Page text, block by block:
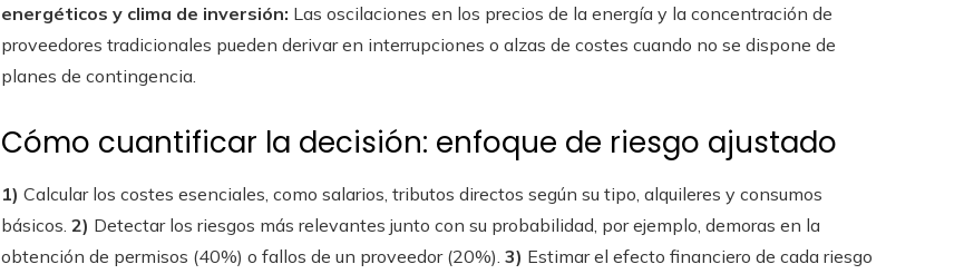
energéticos y clima de inversión: Las oscilaciones en los precios de la energía y la concentración de
proveedores tradicionales pueden derivar en interrupciones o alzas de costes cuando no se dispone de
planes de contingencia.
Cómo cuantificar la decisión: enfoque de riesgo ajustado
1) Calcular los costes esenciales, como salarios, tributos directos según su tipo, alquileres y consumos
básicos. 2) Detectar los riesgos más relevantes junto con su probabilidad, por ejemplo, demoras en la
obtención de permisos (40%) o fallos de un proveedor (20%). 3) Estimar el efecto financiero de cada riesgo